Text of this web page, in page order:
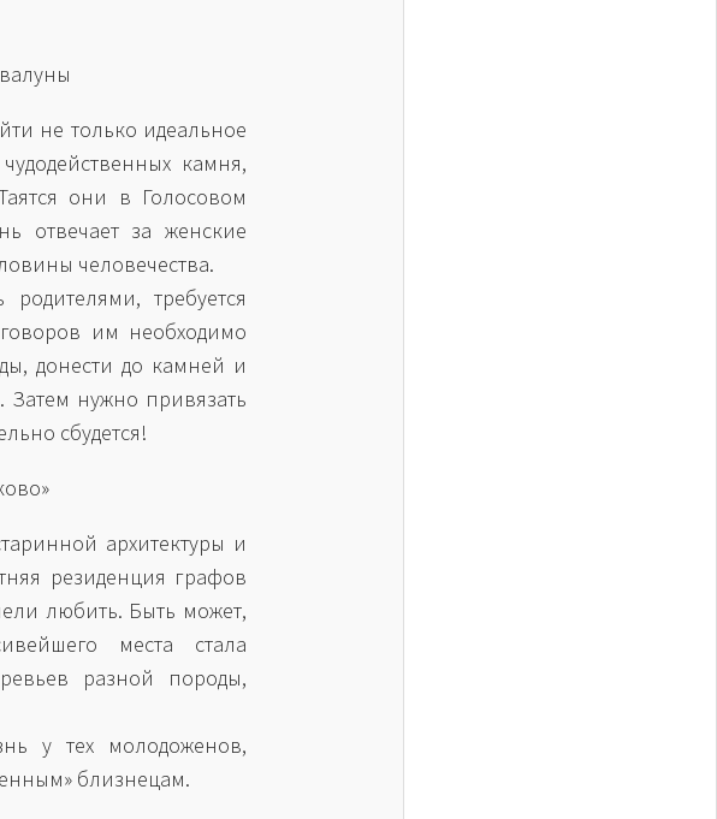
не только идеальное
камня,
они в Голосовом
отвечает за женские
человечества.
требуется
им необходимо
донести до камней и
Затем нужно привязать
сбудется!
архитектуры и
резиденция графов
любить. Быть может,
места стала
разной породы,
у тех молодоженов,
близнецам.